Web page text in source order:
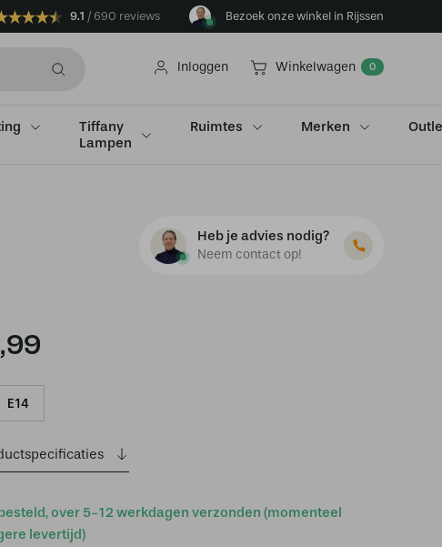
9.1 690 reviews Bezoek onze winkel in Rijssen
Inloggen Winkelwagen 0
Tiffany
Lampen
Ruimtes Merken
Heb je advies nodig?
Neem contact op!
over 5-12 werkdagen verzonden (momenteel
levertijd)
E14